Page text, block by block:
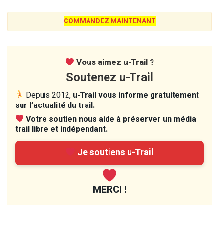
COMMANDEZ MAINTENANT
Vous aimez u-Trail ?
Soutenez u-Trail
Depuis 2012, u-Trail vous informe gratuitement
sur l’actualité du trail.
Votre soutien nous aide à préserver un média
trail libre et indépendant.
Je soutiens u-Trail
MERCI !